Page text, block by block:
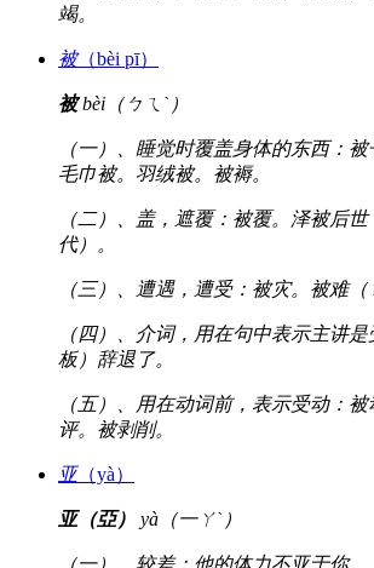
竭。
被（bèi pī）
被bèi（ㄅㄟˋ）
（一）、睡觉时覆盖身体的东西：被
毛巾被。羽绒被。被褥。
（二）、盖，遮覆：被覆。泽被后
代）。
（三）、遭遇，遭受：被灾。被难（
（四）、介词，用在句中表示主讲
板）辞退了。
（五）、用在动词前，表示受动：
评。被剥削。
亚（yà）
亚（亞） yà（一ㄚˋ）
（一）、较差：他的体力不亚于你。